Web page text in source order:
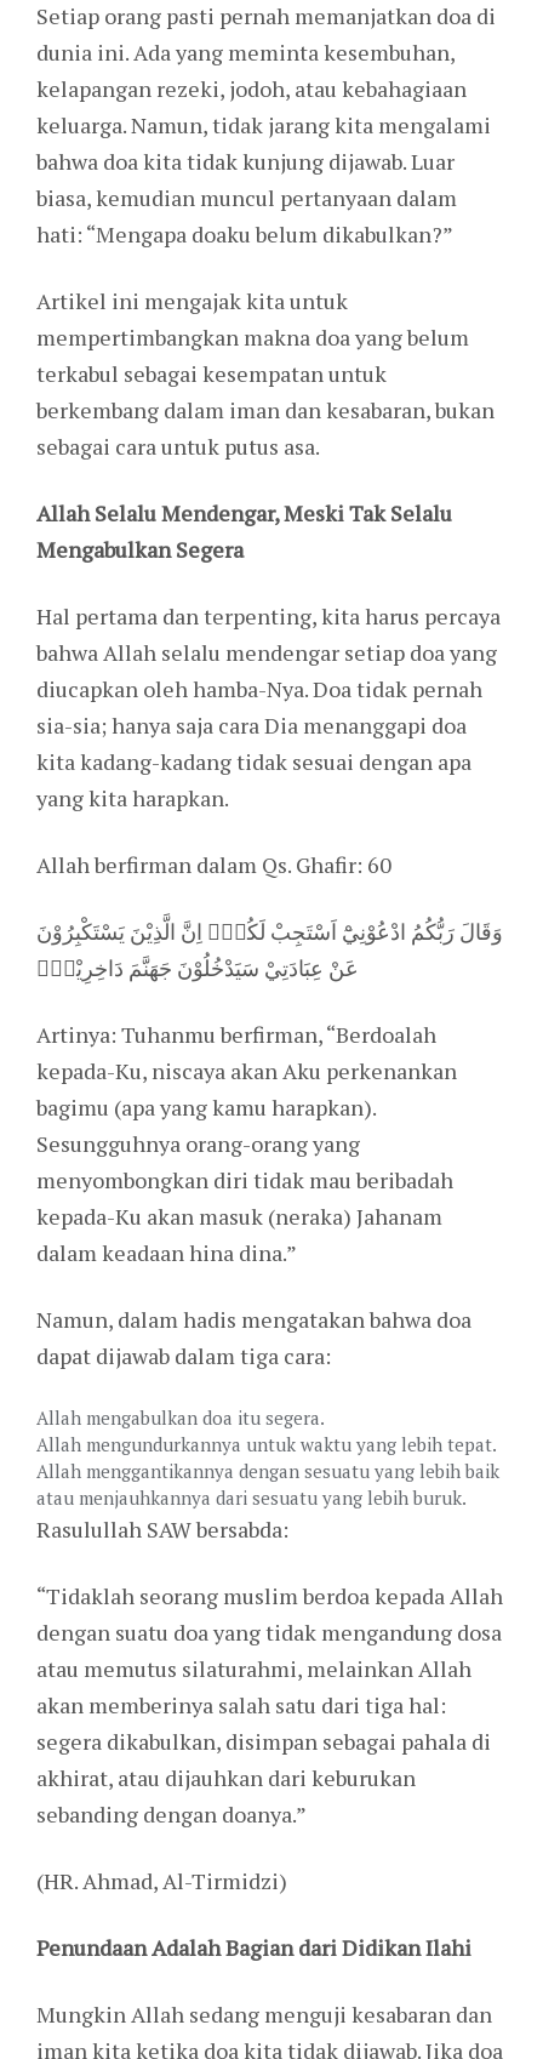
Setiap orang pasti pernah memanjatkan doa di
dunia ini. Ada yang meminta kesembuhan,
kelapangan rezeki, jodoh, atau kebahagiaan
keluarga. Namun, tidak jarang kita mengalami
bahwa doa kita tidak kunjung dijawab. Luar
biasa, kemudian muncul pertanyaan dalam
hati: “Mengapa doaku belum dikabulkan?”
Artikel ini mengajak kita untuk
mempertimbangkan makna doa yang belum
terkabul sebagai kesempatan untuk
berkembang dalam iman dan kesabaran, bukan
sebagai cara untuk putus asa.
Allah Selalu Mendengar, Meski Tak Selalu
Mengabulkan Segera
Hal pertama dan terpenting, kita harus percaya
bahwa Allah selalu mendengar setiap doa yang
diucapkan oleh hamba-Nya. Doa tidak pernah
sia-sia; hanya saja cara Dia menanggapi doa
kita kadang-kadang tidak sesuai dengan apa
yang kita harapkan.
Allah berfirman dalam Qs. Ghafir: 60
وَقَالَ رَبُّكُمُ ادْعُوْنِيْٓ اَسْتَجِبْ لَكُمْۗ اِنَّ الَّذِيْنَ يَسْتَكْبِرُوْنَ
عَنْ عِبَادَتِيْ سَيَدْخُلُوْنَ جَهَنَّمَ دَاخِرِيْنَࣖ
Artinya: Tuhanmu berfirman, “Berdoalah
kepada-Ku, niscaya akan Aku perkenankan
bagimu (apa yang kamu harapkan).
Sesungguhnya orang-orang yang
menyombongkan diri tidak mau beribadah
kepada-Ku akan masuk (neraka) Jahanam
dalam keadaan hina dina.”
Namun, dalam hadis mengatakan bahwa doa
dapat dijawab dalam tiga cara:
Allah mengabulkan doa itu segera.
Allah mengundurkannya untuk waktu yang lebih tepat.
Allah menggantikannya dengan sesuatu yang lebih baik
atau menjauhkannya dari sesuatu yang lebih buruk.
Rasulullah SAW bersabda:
“Tidaklah seorang muslim berdoa kepada Allah
dengan suatu doa yang tidak mengandung dosa
atau memutus silaturahmi, melainkan Allah
akan memberinya salah satu dari tiga hal:
segera dikabulkan, disimpan sebagai pahala di
akhirat, atau dijauhkan dari keburukan
sebanding dengan doanya.”
(HR. Ahmad, Al-Tirmidzi)
Penundaan Adalah Bagian dari Didikan Ilahi
Mungkin Allah sedang menguji kesabaran dan
iman kita ketika doa kita tidak dijawab. Jika doa